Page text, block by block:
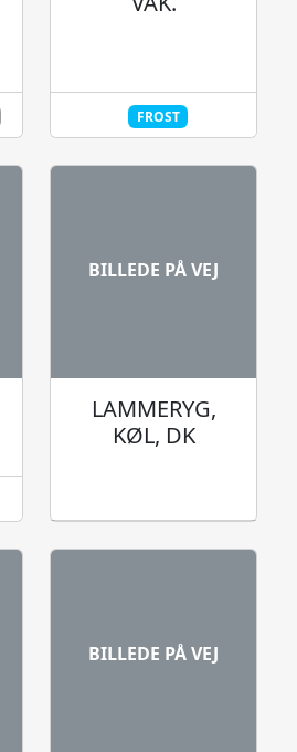
FROST
BILLEDE PÅ VEJ
LAMMERYG,
KØL, DK
BILLEDE PÅ VEJ